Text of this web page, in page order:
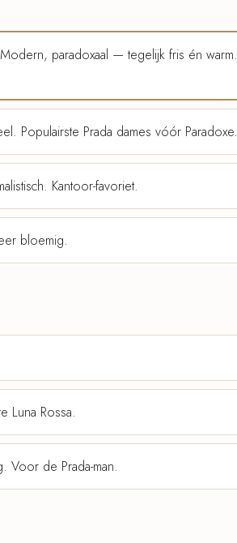
paradoxaal — tegelijk fris én warm.
Populairste Prada dames vóór Paradoxe.
Kantoor-favoriet.
bloemig.
Luna Rossa.
Voor de Prada-man.